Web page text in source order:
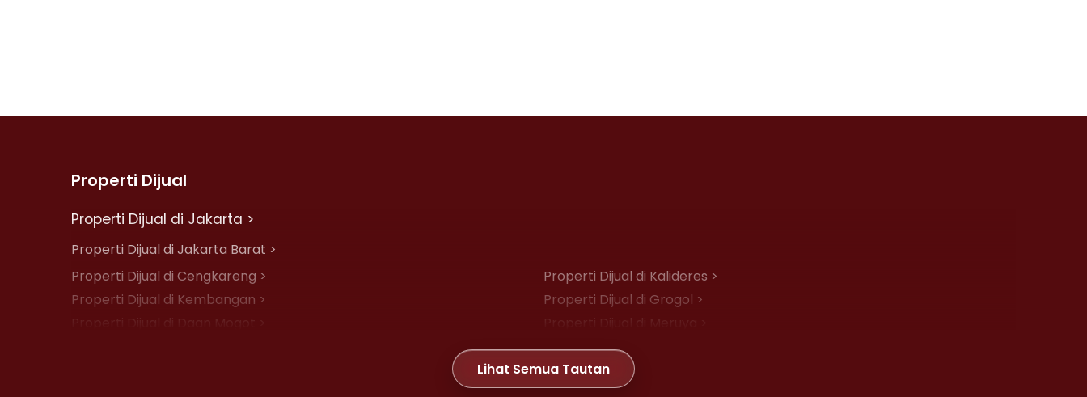
Properti Dijual
Properti Dijual di Jakarta >
Properti Dijual di Jakarta Barat >
Properti Dijual di Cengkareng >
Properti Dijual di Kalideres >
Properti Dijual di Kembangan >
Properti Dijual di Grogol >
Properti Dijual di Daan Mogot >
Properti Dijual di Meruya >
Properti Dijual di Joglo >
Lihat Semua Tautan